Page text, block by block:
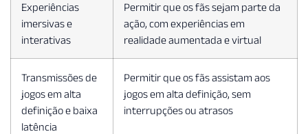
Experiências
imersivas e
interativas
Permitir que os fãs sejam parte da
ação, com experiências em
realidade aumentada e virtual
Transmissões de
jogos em alta
definição e baixa
latência
Permitir que os fãs assistam aos
jogos em alta definição, sem
interrupções ou atrasos